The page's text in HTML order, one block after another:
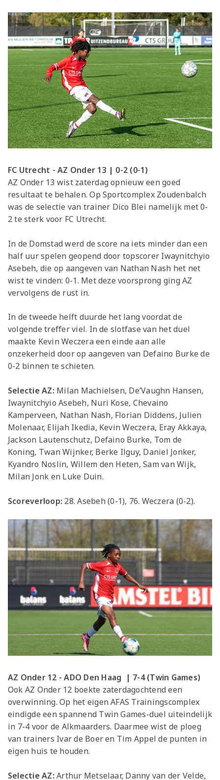
FC Utrecht - AZ Onder 13 | 0-2 (0-1)
AZ Onder 13 wist zaterdag opnieuw een goed
resultaat te behalen. Op Sportcomplex Zoudenbalch
was de selectie van trainer Dico Blei namelijk met 0-
2 te sterk voor FC Utrecht.
In de Domstad werd de score na iets minder dan een
half uur spelen geopend door topscorer Iwaynitchyio
Asebeh, die op aangeven van Nathan Nash het net
wist te vinden: 0-1. Met deze voorsprong ging AZ
vervolgens de rust in.
In de tweede helft duurde het lang voordat de
volgende treffer viel. In de slotfase van het duel
maakte Kevin Weczera een einde aan alle
onzekerheid door op aangeven van Defaino Burke de
0-2 binnen te schieten.
Selectie AZ: Milan Machielsen, De’Vaughn Hansen,
Iwaynitchyio Asebeh, Nuri Kose, Chevaino
Kamperveen, Nathan Nash, Florian Diddens, Julien
Molenaar, Elijah Ikedia, Kevin Weczera, Eray Akkaya,
Jackson Lautenschutz, Defaino Burke, Tom de
Koning, Twan Wijnker, Berke Ilguy, Daniel Jonker,
Kyandro Noslin, Willem den Heten, Sam van Wijk,
Milan Jonk en Luke Duin.
Scoreverloop: 28. Asebeh (0-1), 76. Weczera (0-2).
AZ Onder 12 - ADO Den Haag | 7-4 (Twin Games)
Ook AZ Onder 12 boekte zaterdagochtend een
overwinning. Op het eigen AFAS Trainingscomplex
eindigde een spannend Twin Games-duel uiteindelijk
in 7-4 voor de Alkmaarders. Daarmee wist de ploeg
van trainers Ivar de Boer en Tim Appel de punten in
eigen huis te houden.
Selectie AZ: Arthur Metselaar, Danny van der Velde,